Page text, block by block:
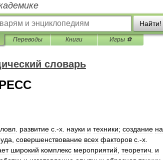
Найти!
Переводы Книги Игры ⚽
словарь
развитие с .-х науки и техники; создание на
совершенствование всех факторов с .-х
широкий комплекс мероприятий теоретич и